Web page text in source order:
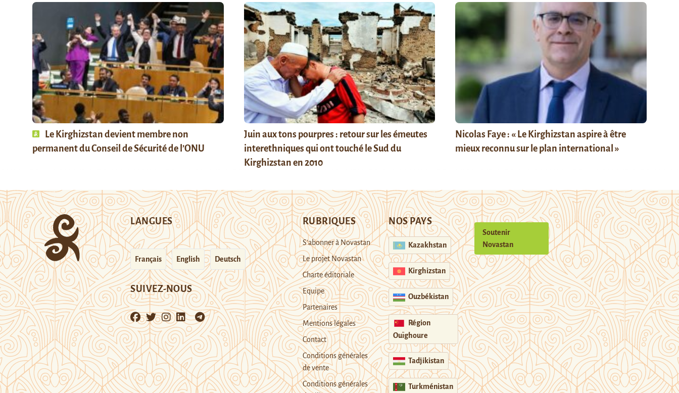
Le Kirghizstan devient membre non
permanent du Conseil de Sécurité de l’ONU
Juin aux tons pourpres : retour sur les émeutes
interethniques qui ont touché le Sud du
Kirghizstan en 2010
Nicolas Faye : « Le Kirghizstan aspire à être
mieux reconnu sur le plan international »
LANGUES
Français English Deutsch
SUIVEZ-NOUS
RUBRIQUES
S’abonner à Novastan
Le projet Novastan
Charte éditoriale
Equipe
Partenaires
Mentions légales
Contact
Conditions générales
de vente
Conditions générales
NOS PAYS
Kazakhstan
Kirghizstan
Ouzbékistan
Région
Ouïghoure
Tadjikistan
Turkménistan
Soutenir
Novastan